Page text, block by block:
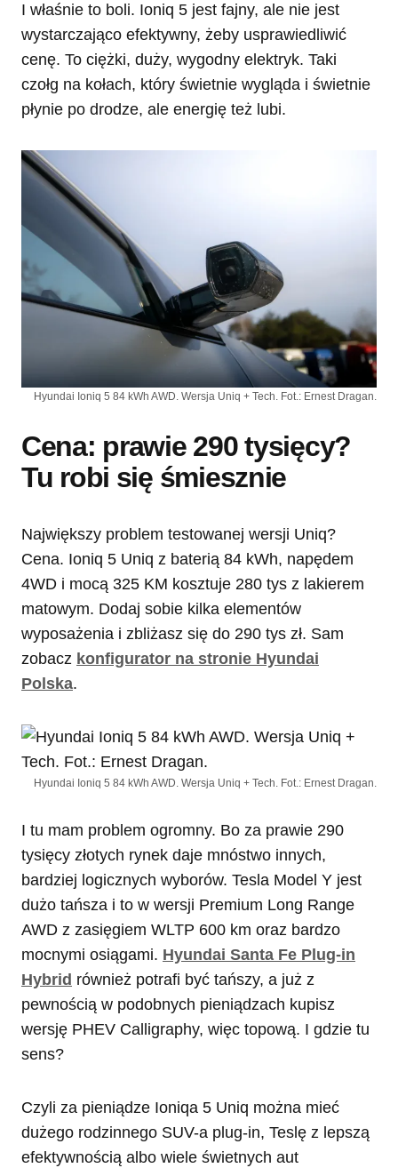
I właśnie to boli. Ioniq 5 jest fajny, ale nie jest
wystarczająco efektywny, żeby usprawiedliwić
cenę. To ciężki, duży, wygodny elektryk. Taki
czołg na kołach, który świetnie wygląda i świetnie
płynie po drodze, ale energię też lubi.
Hyundai Ioniq 5 84 kWh AWD. Wersja Uniq + Tech. Fot.: Ernest Dragan.
Cena: prawie 290 tysięcy?
Tu robi się śmiesznie
Największy problem testowanej wersji Uniq?
Cena. Ioniq 5 Uniq z baterią 84 kWh, napędem
4WD i mocą 325 KM kosztuje 280 tys z lakierem
matowym. Dodaj sobie kilka elementów
wyposażenia i zbliżasz się do 290 tys zł. Sam
zobacz konfigurator na stronie Hyundai
Polska.
Hyundai Ioniq 5 84 kWh AWD. Wersja Uniq + Tech. Fot.: Ernest Dragan.
I tu mam problem ogromny. Bo za prawie 290
tysięcy złotych rynek daje mnóstwo innych,
bardziej logicznych wyborów. Tesla Model Y jest
dużo tańsza i to w wersji Premium Long Range
AWD z zasięgiem WLTP 600 km oraz bardzo
mocnymi osiągami. Hyundai Santa Fe Plug-in
Hybrid również potrafi być tańszy, a już z
pewnością w podobnych pieniądzach kupisz
wersję PHEV Calligraphy, więc topową. I gdzie tu
sens?
Czyli za pieniądze Ioniqa 5 Uniq można mieć
dużego rodzinnego SUV-a plug-in, Teslę z lepszą
efektywnością albo wiele świetnych aut